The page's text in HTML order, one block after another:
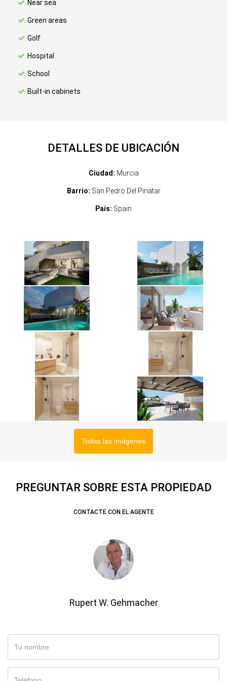
Near sea
Green areas
Golf
Hospital
School
Built-in cabinets
DETALLES DE UBICACIÓN
Ciudad: Murcia
Barrio: San Pedro Del Pinatar
País: Spain
Todas las imágenes
PREGUNTAR SOBRE ESTA PROPIEDAD
CONTACTE CON EL AGENTE
Rupert W. Gehmacher